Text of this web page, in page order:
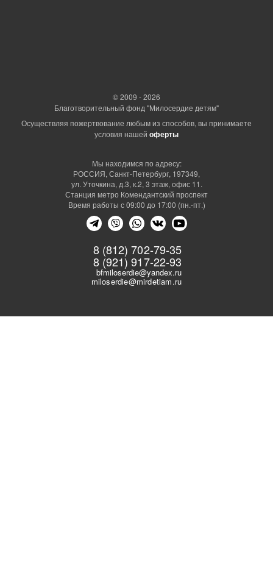
© 2009 - 2026
Благотворительный фонд "Милосердие детям"
Осуществляя пожертвование любым из способов, вы принимаете
условия нашей оферты
8 (812) 702-79-35
8 (921) 917-22-93
bfmiloserdie@yandex.ru
miloserdie@mirdetiam.ru
Мы находимся по адресу:
РОССИЯ, Санкт-Петербург, 197349,
ул. Уточкина, д.3, к.2, 3 этаж, офис 11.
Станция метро Комендантский проспект
Время работы с 09:00 до 17:00 (пн.-пт.)